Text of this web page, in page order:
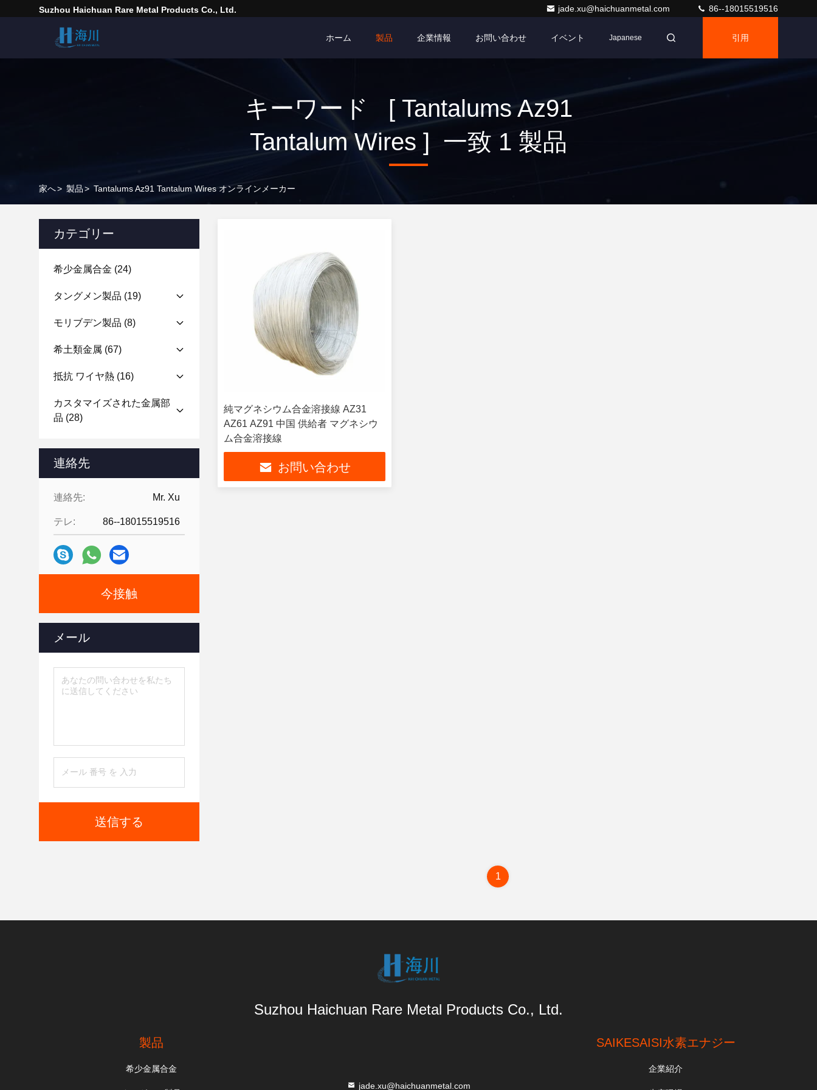
Suzhou Haichuan Rare Metal Products Co., Ltd. jade.xu@haichuanmetal.com 86--18015519516
ホーム 製品 企業情報 お問い合わせ イベント Japanese 引用
キーワード [ Tantalums Az91
Tantalum Wires ] 一致 1 製品
家へ> 製品> Tantalums Az91 Tantalum Wires オンラインメーカー
カテゴリー
希少金属合金 (24)
タングメン製品 (19)
モリブデン製品 (8)
希土類金属 (67)
抵抗 ワイヤ熱 (16)
カスタマイズされた金属部
品 (28)
連絡先
連絡先: Mr. Xu
テレ: 86--18015519516
今接触
メール
送信する
純マグネシウム合金溶接線 AZ31
AZ61 AZ91 中国 供給者 マグネシウ
ム合金溶接線
お問い合わせ
1
Suzhou Haichuan Rare Metal Products Co., Ltd.
製品
希少金属合金
jade.xu@haichuanmetal.com
SAIKESAISI水素エナジー
企業紹介